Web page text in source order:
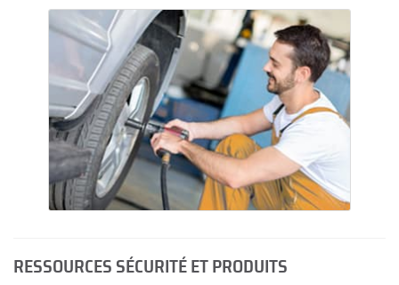
RESSOURCES SÉCURITÉ ET PRODUITS